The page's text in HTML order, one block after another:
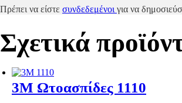
Πρέπει να είστε συνδεδεμένοι για να
Σχετικά
3M Ωτοασπίδες 1110